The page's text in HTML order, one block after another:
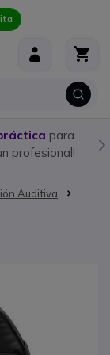
para
profesional!
Auditiva